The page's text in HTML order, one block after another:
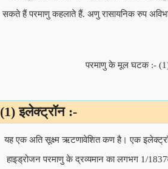
सकते हैं परमाणु कहलाते हैं. अणु रासायनिक रुप
परमाणु के मूल घटक :- (1)
(1) इलेक्ट्रॉन :-
यह एक अति सूक्ष्म ऋटणावेशित कण है। एक
हाइड्रोजन परमाणु के द्रव्यमान का लगभग 1/